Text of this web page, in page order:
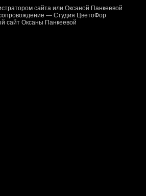
сайта или Оксаной Панкеевой
— Студия ЦветоФор
сайт Оксаны Панкеевой